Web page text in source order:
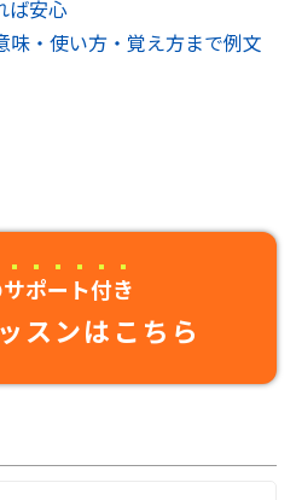
ば安心
味・使い方・覚え方まで例文
ポート付き
スンはこちら